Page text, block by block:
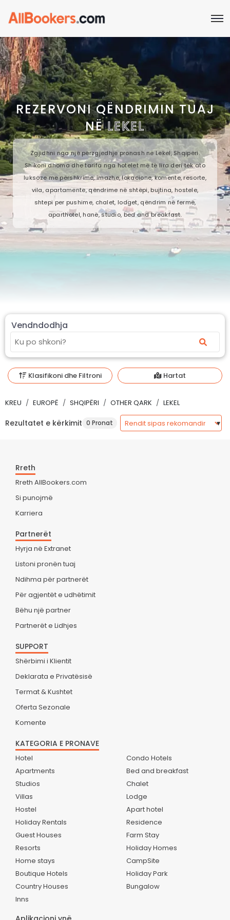
REZERVONI QËNDRIMIN TUAJ
NËLEKEL
Zgjidhni nga një përzgjedhje pronash në Lekel, Shqipëri.
Shikoni dhoma dhe tarifa nga hotelet më të lira deri tek ato
luksoze me përshkrime, imazhe, lokacione, komente, resorte,
vila, apartamente, qëndrime në shtëpi, bujtina, hostele,
shtepi per pushime, chalet, lodget, qëndrim në fermë,
aparthotel, hanë, studio, bed and breakfast.
Vendndodhja
Klasifikoni dhe Filtroni Hartat
KREU EUROPË SHQIPËRI OTHER QARK LEKEL
Rezultatet e kërkimit 0 Pronat
Rreth
Rreth AllBookers.com
Si punojmë
Karriera
Partnerët
Hyrja në Extranet
Listoni pronën tuaj
Ndihma për partnerët
Për agjentët e udhëtimit
Bëhu një partner
Partnerët e Lidhjes
SUPPORT
Shërbimi i Klientit
Deklarata e Privatësisë
Termat & Kushtet
Oferta Sezonale
Komente
KATEGORIA E PRONAVE
Hotel
Apartments
Studios
Villas
Hostel
Holiday Rentals
Guest Houses
Resorts
Home stays
Boutique Hotels
Country Houses
Inns
Condo Hotels
Bed and breakfast
Chalet
Lodge
Apart hotel
Residence
Farm Stay
Holiday Homes
CampSite
Holiday Park
Bungalow